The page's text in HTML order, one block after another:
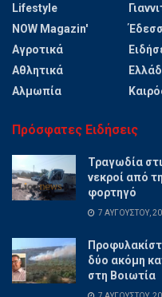
Lifestyle
NOW Magazin'
Αγροτικά
Αθλητικά
Αλμωπία
Πρόσφατες Ειδήσεις
Τραγωδία
νεκροί από
φορτηγό
7 ΑΥΓΟΎΣΤΟΥ,
δύο ακόμη
στη Βοιωτία